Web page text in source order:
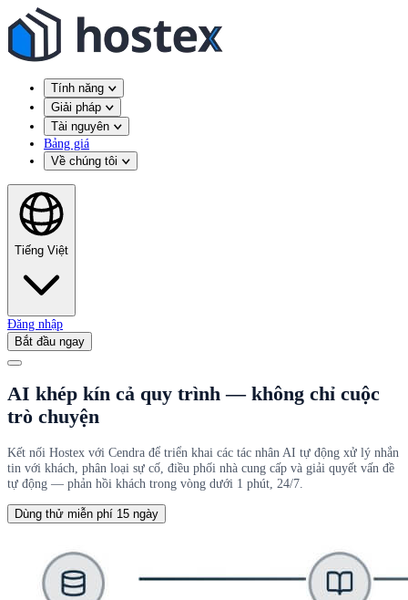
Tính năng
Giải pháp
Tài nguyên
Bảng giá
Về chúng tôi
Tiếng Việt
Đăng nhập
Bắt đầu ngay
AI khép kín cả quy trình — không chỉ cuộc
trò chuyện
Kết nối Hostex với Cendra để triển khai các tác nhân AI tự động xử lý nhắn
tin với khách, phân loại sự cố, điều phối nhà cung cấp và giải quyết vấn đề
tự động — phản hồi khách trong vòng dưới 1 phút, 24/7.
Dùng thử miễn phí 15 ngày